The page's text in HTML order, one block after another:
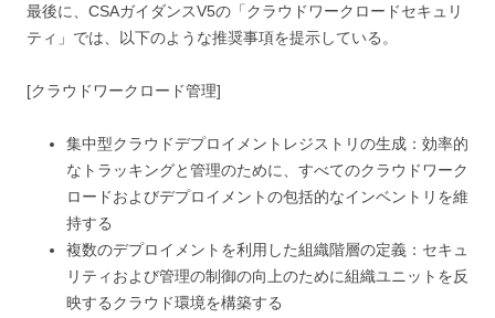
最後に、CSAガイダンスV5の「クラウドワークロードセキュリ
ティ」では、以下のような推奨事項を提示している。
[クラウドワークロード管理]
集中型クラウドデプロイメントレジストリの生成：効率的
なトラッキングと管理のために、すべてのクラウドワーク
ロードおよびデプロイメントの包括的なインベントリを維
持する
複数のデプロイメントを利用した組織階層の定義：セキュ
リティおよび管理の制御の向上のために組織ユニットを反
映するクラウド環境を構築する